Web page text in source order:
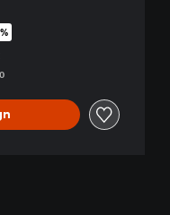
pris på Kr 519,00